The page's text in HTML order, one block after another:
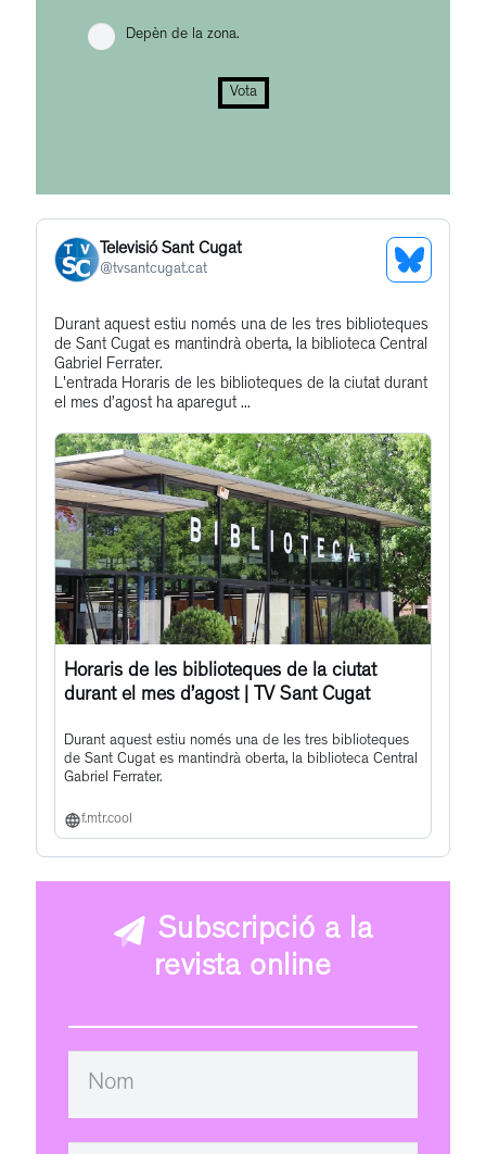
Depèn de la zona.
Vota
Televisió Sant Cugat
@tvsantcugat.cat
See
Profile
Get
to
this
Durant aquest estiu només una de les tres biblioteques
de Sant Cugat es mantindrà oberta, la biblioteca Central
Gabriel Ferrater.
L'entrada Horaris de les biblioteques de la ciutat durant
el mes d’agost ha aparegut ...
Horaris de les biblioteques de la ciutat
durant el mes d’agost | TV Sant Cugat
Durant aquest estiu només una de les tres biblioteques
de Sant Cugat es mantindrà oberta, la biblioteca Central
Gabriel Ferrater.
f.mtr.cool
Subscripció a la
revista online